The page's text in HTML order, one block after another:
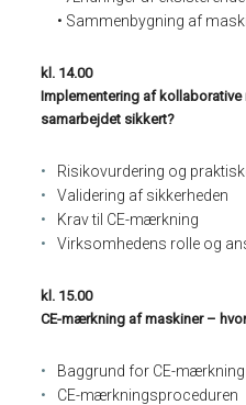
• Sammenbygning af
kl. 14.00
Implementering af
samarbejdet sikkert?
Risikovurdering og
Validering af sikkerheden
Krav til CE-mærkning
Virksomhedens rolle og
kl. 15.00
CE-mærkning af maskiner –
Baggrund for CE-mærkning
CE-mærkningsproceduren